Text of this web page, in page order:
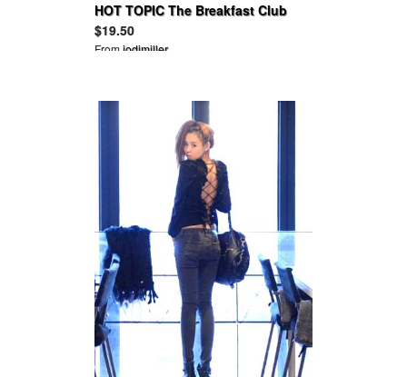
HOT TOPIC The Breakfast Club
Group Dance Girls Crop Tank Top
$19.50
Fromjodimiller